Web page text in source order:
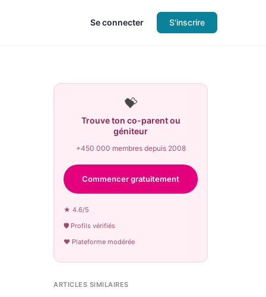
Se connecter S'inscrire
💝
Trouve ton co-parent ou
géniteur
+450 000 membres depuis 2008
Commencer gratuitement
★ 4.6/5
🛡 Profils vérifiés
♥ Plateforme modérée
ARTICLES SIMILAIRES